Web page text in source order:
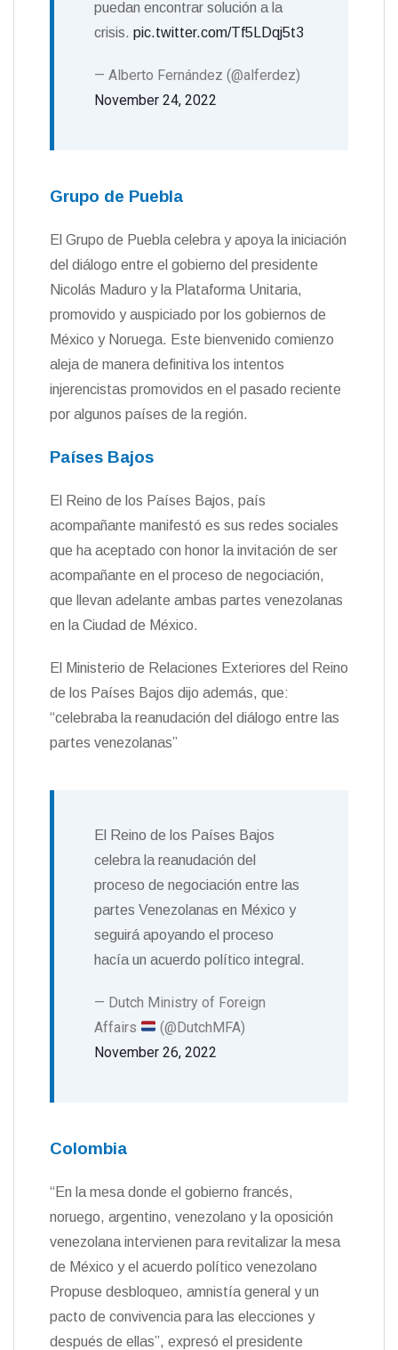
puedan encontrar solución a la
crisis. pic.twitter.com/Tf5LDqj5t3
— Alberto Fernández (@alferdez)
November 24, 2022
Grupo de Puebla
El Grupo de Puebla celebra y apoya la iniciación
del diálogo entre el gobierno del presidente
Nicolás Maduro y la Plataforma Unitaria,
promovido y auspiciado por los gobiernos de
México y Noruega. Este bienvenido comienzo
aleja de manera definitiva los intentos
injerencistas promovidos en el pasado reciente
por algunos países de la región.
Países Bajos
El Reino de los Países Bajos, país
acompañante manifestó es sus redes sociales
que ha aceptado con honor la invitación de ser
acompañante en el proceso de negociación,
que llevan adelante ambas partes venezolanas
en la Ciudad de México.
El Ministerio de Relaciones Exteriores del Reino
de los Países Bajos dijo además, que:
“celebraba la reanudación del diálogo entre las
partes venezolanas”
El Reino de los Países Bajos
celebra la reanudación del
proceso de negociación entre las
partes Venezolanas en México y
seguirá apoyando el proceso
hacía un acuerdo político integral.
— Dutch Ministry of Foreign
Affairs
(@DutchMFA)
November 26, 2022
Colombia
“En la mesa donde el gobierno francés,
noruego, argentino, venezolano y la oposición
venezolana intervienen para revitalizar la mesa
de México y el acuerdo político venezolano
Propuse desbloqueo, amnistía general y un
pacto de convivencia para las elecciones y
después de ellas”, expresó el presidente